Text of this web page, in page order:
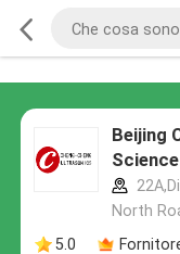
Beijing
North
5.0